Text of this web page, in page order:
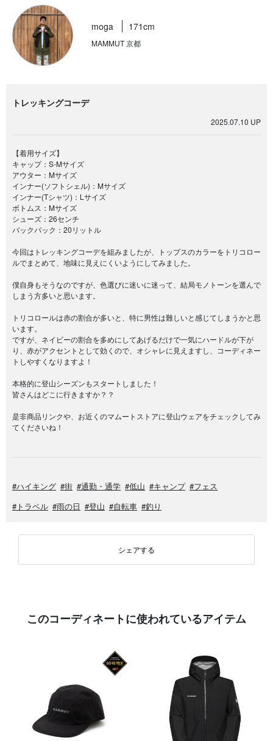
moga 171cm
MAMMUT 京都
トレッキングコーデ
2025.07.10 UP
【着用サイズ】
キャップ：S-Mサイズ
アウター：Mサイズ
インナー(ソフトシェル)：Mサイズ
インナー(Tシャツ)：Lサイズ
ボトムス：Mサイズ
シューズ：26センチ
バックパック：20リットル
今回はトレッキングコーデを組みましたが、トップスのカラーをトリコロー
ルでまとめて、地味に見えにくいようにしてみました。
僕自身もそうなのですが、色選びに迷いに迷って、結局モノトーンを選んで
しまう方多いと思います。
トリコロールは赤の割合が多いと、特に男性は難しいと感じてしまうかと思
います。
ですが、ネイビーの割合を多めにしてあげるだけで一気にハードルが下が
り、赤がアクセントとして効くので、オシャレに見えますし、コーディネー
トしやすくなりますよ！
本格的に登山シーズンもスタートしました！
皆さんはどこに行きますか？？
是非商品リンクや、お近くのマムートストアに登山ウェアをチェックしてみ
てくださいね！
#ハイキング #街 #通勤・通学 #低山 #キャンプ #フェス
#トラベル #雨の日 #登山 #自転車 #釣り
シェアする
このコーディネートに使われているアイテム